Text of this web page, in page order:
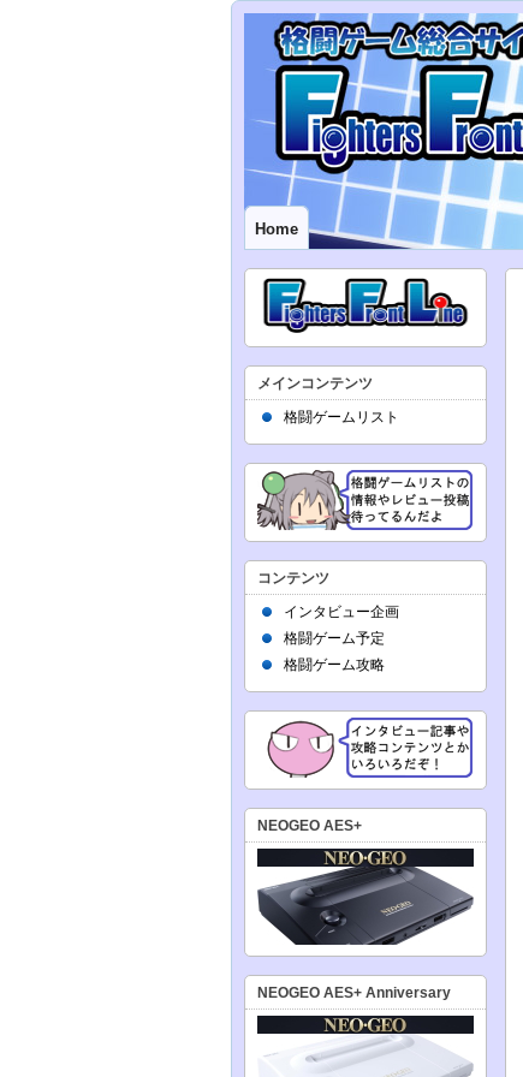
Home
メインコンテンツ
格闘ゲームリスト
コンテンツ
インタビュー企画
格闘ゲーム予定
格闘ゲーム攻略
NEOGEO AES+
NEOGEO AES+ Anniversary